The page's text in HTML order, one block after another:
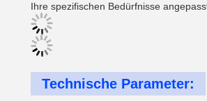
Ihre spezifischen Bedürfnisse
Technische Parameter: